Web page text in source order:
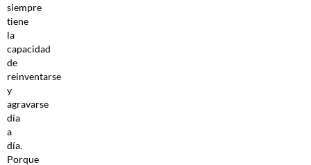
siempre
tiene
la
capacidad
de
reinventarse
y
agravarse
día
a
día.
Porque